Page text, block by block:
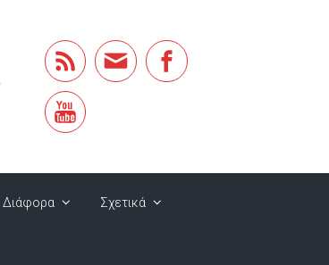
Διάφορα Σχετικά